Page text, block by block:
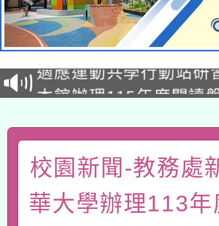
本校115學年度第2次
招甄選結果公告(無人
招)
適應運動共學行動站研
本館辦理115年度閱讀
礎課程
A3數位素養講師名單
「數位內容與教學軟體
pilot」
有關大陸委員會函釋公
薪期間赴陸應申請許可
轉知經濟部水利署委託
校園新聞-教務處
華大學辦理113